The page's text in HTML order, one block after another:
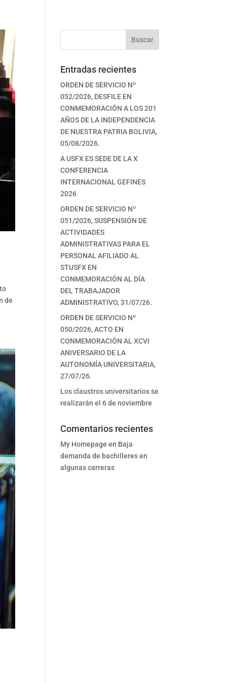
de
Buscar
Entradas recientes
ORDEN DE SERVICIO Nº
052/2026, DESFILE EN
CONMEMORACIÓN A LOS 201
AÑOS DE LA INDEPENDENCIA
DE NUESTRA PATRIA BOLIVIA,
05/08/2026.
A USFX ES SEDE DE LA X
CONFERENCIA
INTERNACIONAL GEFINES
2026
ORDEN DE SERVICIO Nº
051/2026, SUSPENSIÓN DE
ACTIVIDADES
ADMINISTRATIVAS PARA EL
PERSONAL AFILIADO AL
STUSFX EN
CONMEMORACIÓN AL DÍA
DEL TRABAJADOR
ADMINISTRATIVO, 31/07/26.
ORDEN DE SERVICIO Nº
050/2026, ACTO EN
CONMEMORACIÓN AL XCVI
ANIVERSARIO DE LA
AUTONOMÍA UNIVERSITARIA,
27/07/26.
Los claustros universitarios se
realizarán el 6 de noviembre
Comentarios recientes
My Homepage en Baja
demanda de bachilleres en
algunas carreras